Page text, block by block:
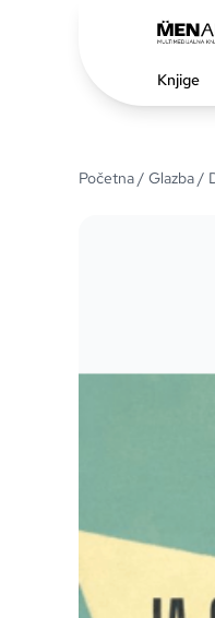
Knjige
Početna/ Glazba/